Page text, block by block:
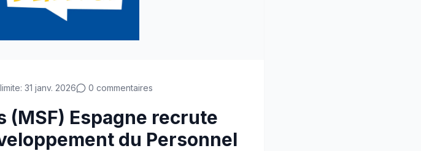
31 janv. 2026 0 commentaires
(MSF) Espagne recrute
du Personnel